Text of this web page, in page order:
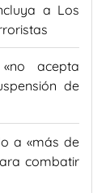
a Los
acepta
de
a «más de
combatir